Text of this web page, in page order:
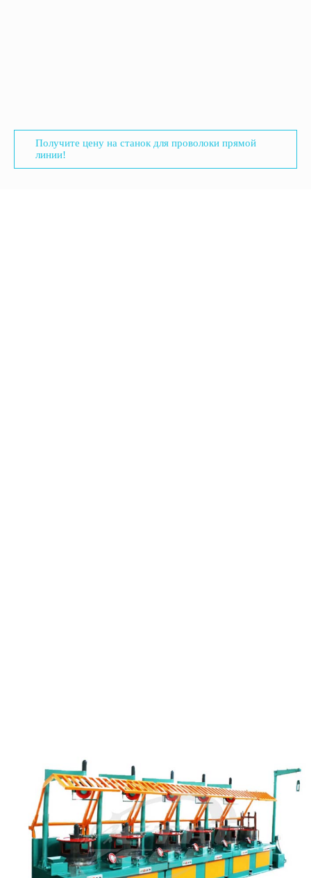
Получите цену на станок для проволоки прямой
линии!